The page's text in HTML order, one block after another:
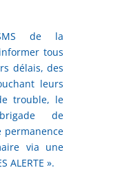
de la
tous
délais, des
leurs
trouble, le
de
via une
ALERTE ».